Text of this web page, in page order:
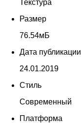
Текстура
Размер
76.54мБ
Дата публикации
24.01.2019
Стиль
Современный
Платформа